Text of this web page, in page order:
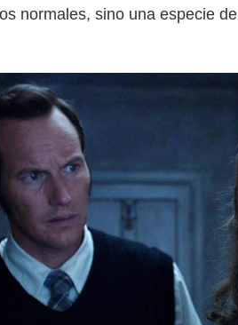
normales, sino una especie